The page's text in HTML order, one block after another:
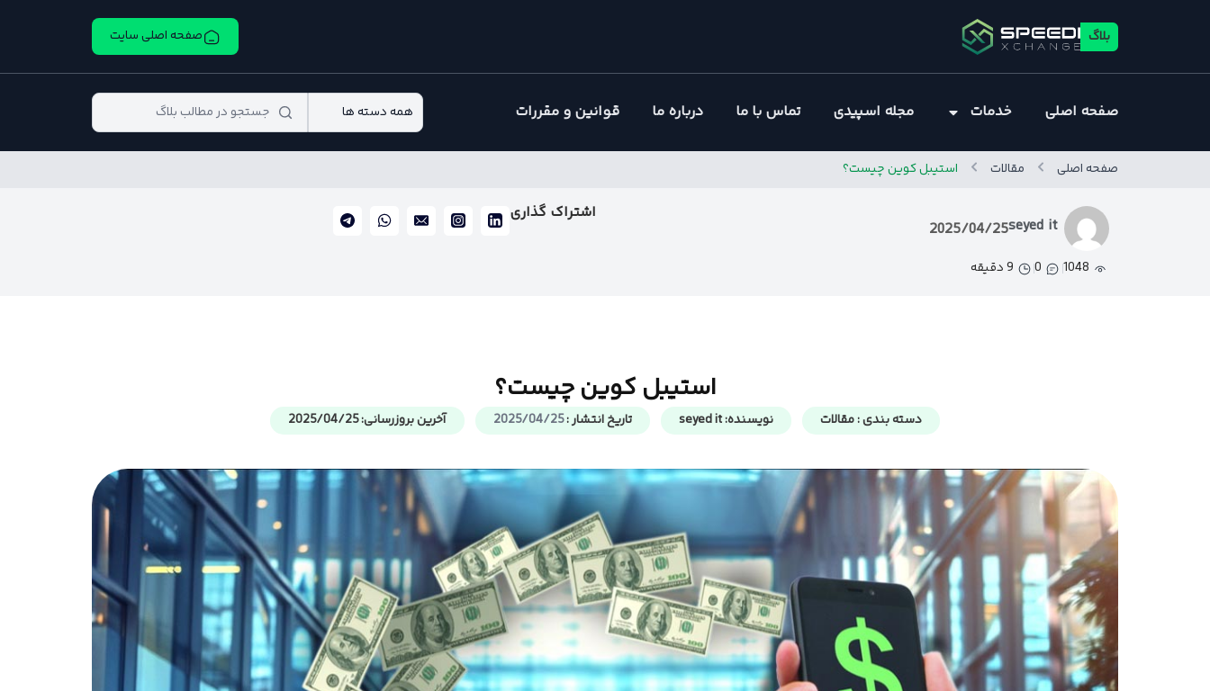
بلاگ صفحه اصلی سایت
صفحه اصلی خدمات مجله اسپیدی تماس با ما درباره ما قوانین و مقررات همه دسته ها
صفحه اصلی مقالات استیبل کوین چیست؟
seyed it
2025/04/25
1048
0 9 دقیقه
اشتراک گذاری
استیبل کوین چیست؟
دسته بندی :مقالات نویسنده:seyed it تاریخ انتشار :2025/04/25 آخرین بروزرسانی: 2025/04/25